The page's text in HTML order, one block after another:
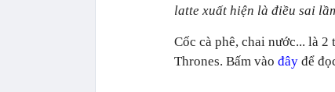
latte xuất hiện là điều sai
Cốc cà phê, chai nước... là
Thrones. Bấm vào đây để